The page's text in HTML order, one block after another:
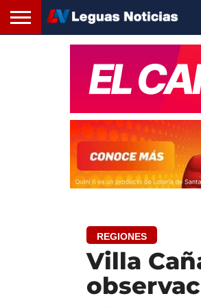
REGIONES
Villa